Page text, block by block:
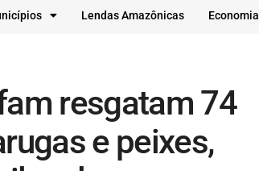
Lendas Amazônicas Economia
resgatam 74
e peixes,